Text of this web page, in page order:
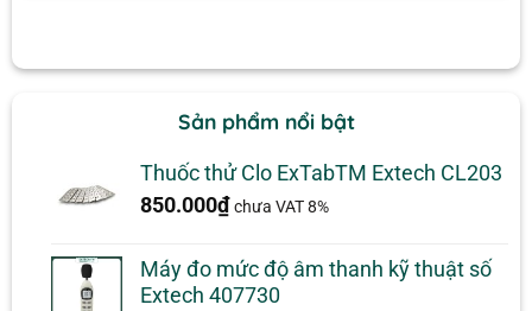
Sản phẩm nổi bật
Thuốc thử Clo ExTabTM Extech CL203
850.000₫ chưa VAT 8%
Máy đo mức độ âm thanh kỹ thuật số
Extech 407730